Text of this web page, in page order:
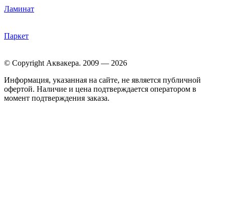
Ламинат
Паркет
© Copyright Аквакера. 2009 — 2026
Информация, указанная на сайте, не является публичной
офертой. Наличие и цена подтверждается оператором в
момент подтверждения заказа.